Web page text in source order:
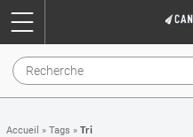
Accueil » Tags » Tri